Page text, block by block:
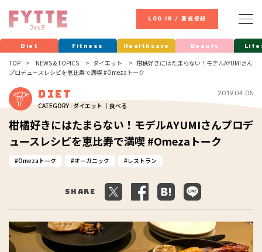
LOG IN / 新規登録
Diet Fitness Healthcare Beauty
TOP NEWS & TOPICS ダイエット
柑橘好きにはたまらない！モデルAYUMIさん
プロデュースレシピを恵比寿で満喫 #Omezaトーク
Diet
CATEGORY : ダイエット ｜食べる
2019.04.05
柑橘好きにはたまらない！モデルAYUMIさんプロデ
ュースレシピを恵比寿で満喫 #Omezaトーク
Omezaトーク オーガニック レストラン
Share